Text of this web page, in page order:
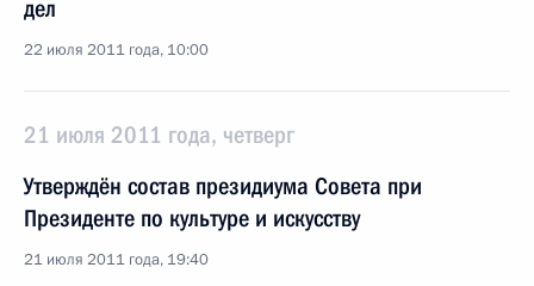
дел
22 июля 2011 года, 10:00
21 июля 2011 года, четверг
Утверждён состав президиума Совета при
Президенте по культуре и искусству
21 июля 2011 года, 19:40